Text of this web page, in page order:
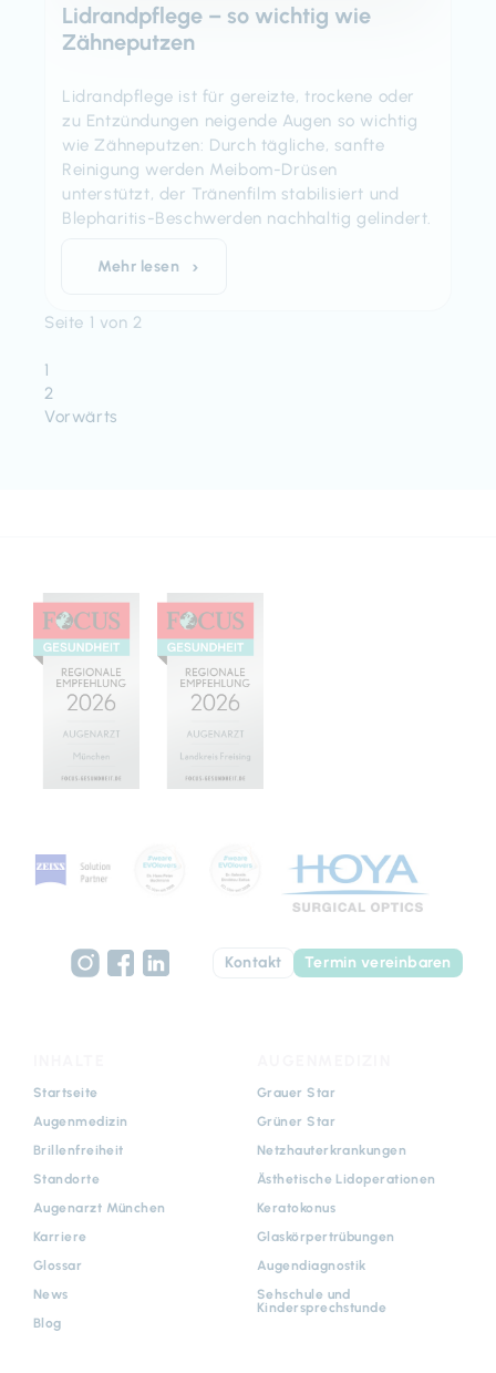
Lidrandpflege – so wichtig wie
Zähneputzen
Lidrandpflege ist für gereizte, trockene oder
zu Entzündungen neigende Augen so wichtig
wie Zähneputzen: Durch tägliche, sanfte
Reinigung werden Meibom-Drüsen
unterstützt, der Tränenfilm stabilisiert und
Blepharitis-Beschwerden nachhaltig gelindert.
Mehr lesen
Seite 1 von 2
1
2
Vorwärts
Kontakt Termin vereinbaren
Navigation
Startseite
Augenmedizin
Brillenfreiheit
Standorte
Augenarzt München
Karriere
Glossar
News
Blog
Navigation
Grauer Star
Grüner Star
Netzhauterkrankungen
Ästhetische Lidoperationen
Keratokonus
Glaskörpertrübungen
Augendiagnostik
Sehschule und
Kindersprechstunde